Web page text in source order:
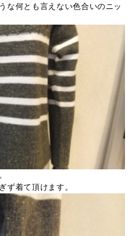
な何とも言えない色合いのニッ
ず着て頂けます。